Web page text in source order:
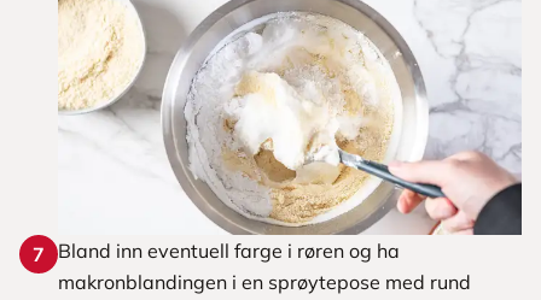
7
Bland inn eventuell farge i røren og ha
makronblandingen i en sprøytepose med rund